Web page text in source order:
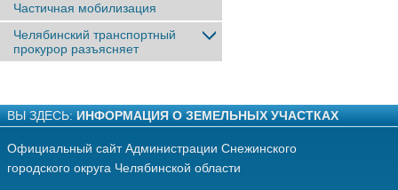
Частичная мобилизация
Челябинский транспортный
прокурор разъясняет
ВЫ ЗДЕСЬ: ИНФОРМАЦИЯ О ЗЕМЕЛЬНЫХ УЧАСТКАХ
Официальный сайт Администрации Снежинского
городского округа Челябинской области